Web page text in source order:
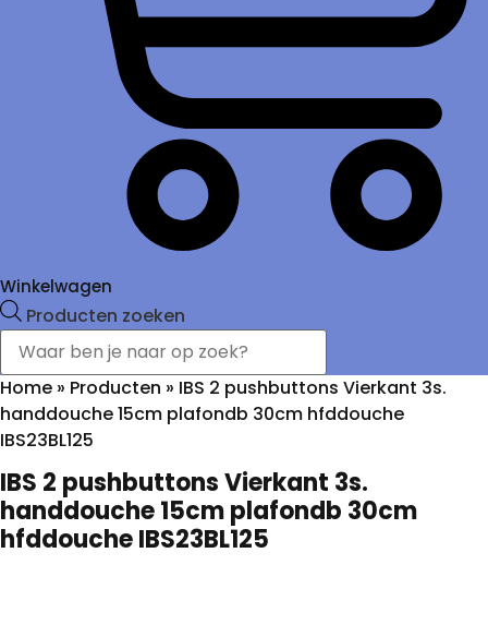
Winkelwagen
Producten zoeken
Home » Producten » IBS 2 pushbuttons Vierkant 3s.
handdouche 15cm plafondb 30cm hfddouche
IBS23BL125
IBS 2 pushbuttons Vierkant 3s.
handdouche 15cm plafondb 30cm
hfddouche IBS23BL125